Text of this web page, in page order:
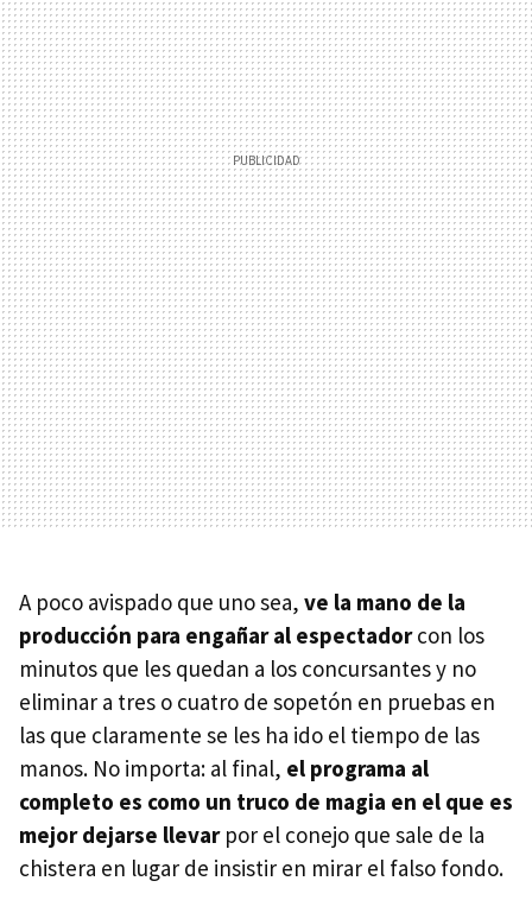
A poco avispado que uno sea, ve la mano de la
producción para engañar al espectadorcon los
minutos que les quedan a los concursantes y no
eliminar a tres o cuatro de sopetón en pruebas en
las que claramente se les ha ido el tiempo de las
manos. No importa: al final, el programa al
completo es como un truco de magia en el que es
mejor dejarse llevarpor el conejo que sale de la
chistera en lugar de insistir en mirar el falso fondo.